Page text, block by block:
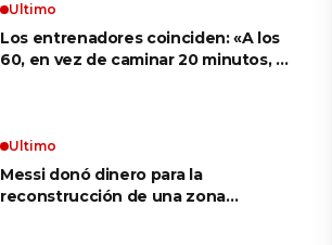
Ultimo
Los entrenadores coinciden: «A los
60, en vez de caminar 20 minutos, es
Ultimo
Messi donó dinero para la
reconstrucción de una zona